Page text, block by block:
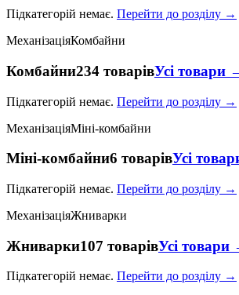
Підкатегорій немає. Перейти до розділу →
МеханізаціяКомбайни
Комбайни234 товарівУсі товари
Підкатегорій немає. Перейти до розділу →
МеханізаціяМіні-комбайни
Міні-комбайни6 товарівУсі
Підкатегорій немає. Перейти до розділу →
МеханізаціяЖниварки
Жниварки107 товарівУсі товари
Підкатегорій немає. Перейти до розділу →